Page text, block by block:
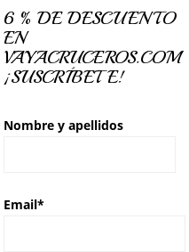
6 % DE DESCUENTO
EN
VAYACRUCEROS.COM
¡SUSCRÍBETE!
Nombre y apellidos
Email*